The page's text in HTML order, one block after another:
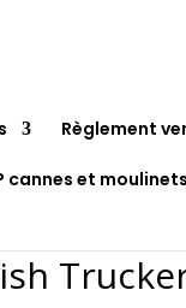
Règlement
cannes et moulinets